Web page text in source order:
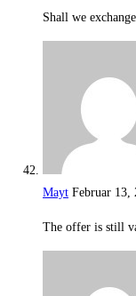
Shall we
Mayt Februar 13,
The offer is still